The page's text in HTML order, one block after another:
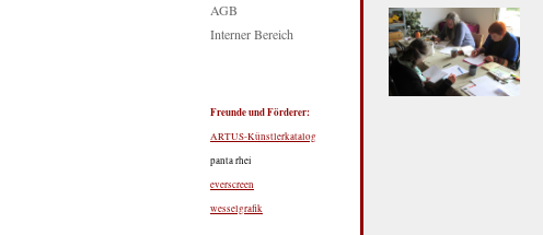
AGB
Interner Bereich
Freunde und Förderer:
ARTUS-Künstlerkatalog
panta rhei
everscreen
wesselgrafik